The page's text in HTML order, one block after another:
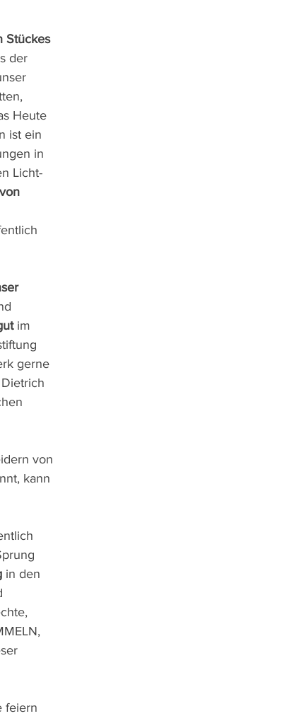
Stückes
der
Heute
ist ein
in
Licht-
im
gerne
von
kann
in den
feiern